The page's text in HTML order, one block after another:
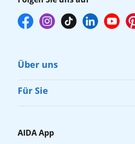
Über uns
Cruise & Help
Karriere
Für Sie
Gästefragebogen
AIDA App